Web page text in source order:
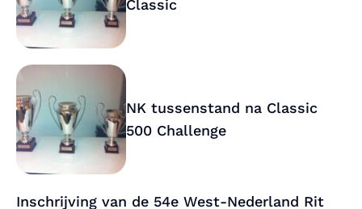
Classic
NK tussenstand na Classic
500 Challenge
Inschrijving van de 54e West-Nederland Rit